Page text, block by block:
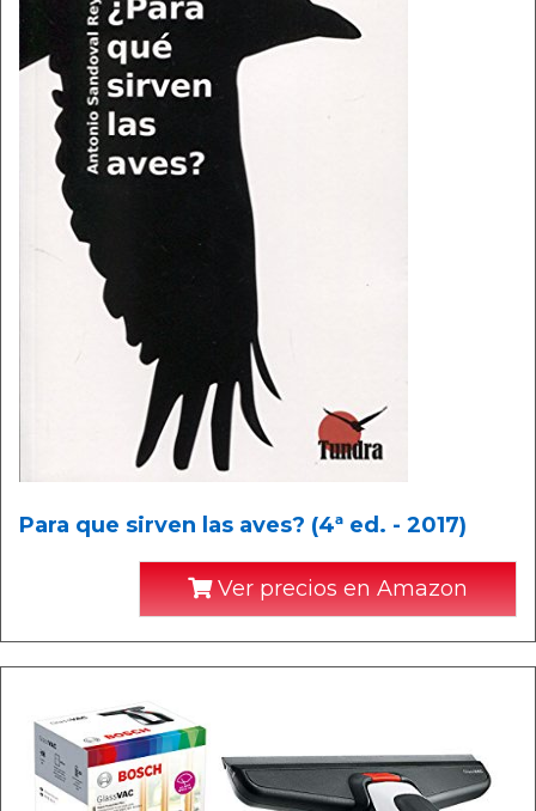
Para que sirven las aves? (4ª ed. - 2017)
Ver precios en Amazon